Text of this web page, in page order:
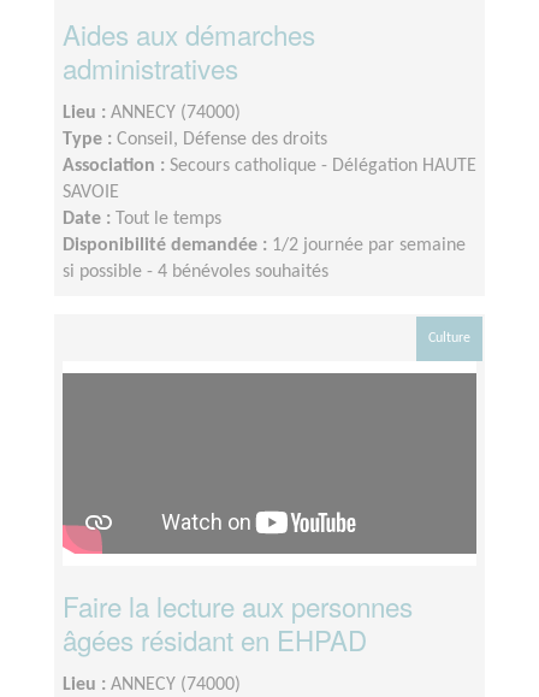
Aides aux démarches
administratives
Lieu : ANNECY (74000)
Type : Conseil, Défense des droits
Association : Secours catholique - Délégation HAUTE
SAVOIE
Date :
Tout le temps
Disponibilité demandée : 1/2 journée par semaine
si possible - 4 bénévoles souhaités
Culture
Faire la lecture aux personnes
âgées résidant en EHPAD
Lieu : ANNECY (74000)